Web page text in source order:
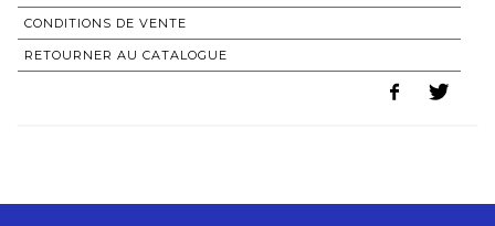
CONDITIONS DE VENTE
RETOURNER AU CATALOGUE